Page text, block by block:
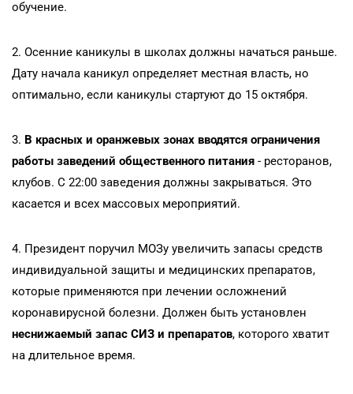
обучение.
2. Осенние каникулы в школах должны начаться раньше.
Дату начала каникул определяет местная власть, но
оптимально, если каникулы стартуют до 15 октября.
3. В красных и оранжевых зонах вводятся ограничения
работы заведений общественного питания - ресторанов,
клубов. С 22:00 заведения должны закрываться. Это
касается и всех массовых мероприятий.
4. Президент поручил МОЗу увеличить запасы средств
индивидуальной защиты и медицинских препаратов,
которые применяются при лечении осложнений
коронавирусной болезни. Должен быть установлен
неснижаемый запас СИЗ и препаратов, которого хватит
на длительное время.